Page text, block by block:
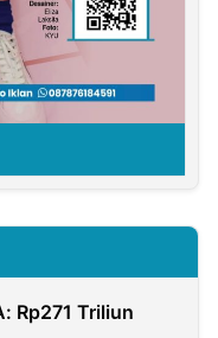
Rp271 Triliun